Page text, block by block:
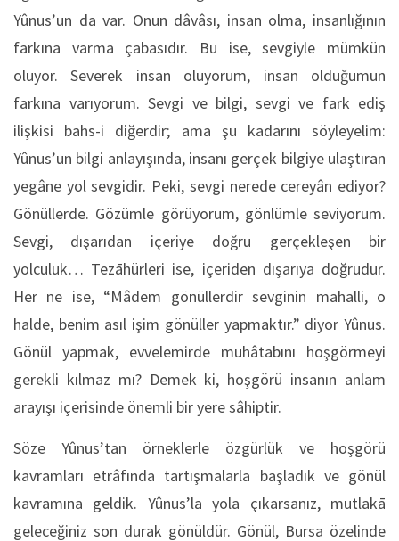
Yûnus’un da var. Onun dâvâsı, insan olma, insanlığının
farkına varma çabasıdır. Bu ise, sevgiyle mümkün
oluyor. Severek insan oluyorum, insan olduğumun
farkına varıyorum. Sevgi ve bilgi, sevgi ve fark ediş
ilişkisi bahs-i diğerdir; ama şu kadarını söyleyelim:
Yûnus’un bilgi anlayışında, insanı gerçek bilgiye ulaştıran
yegâne yol sevgidir. Peki, sevgi nerede cereyân ediyor?
Gönüllerde. Gözümle görüyorum, gönlümle seviyorum.
Sevgi, dışarıdan içeriye doğru gerçekleşen bir
yolculuk… Tezāhürleri ise, içeriden dışarıya doğrudur.
Her ne ise, “Mâdem gönüllerdir sevginin mahalli, o
halde, benim asıl işim gönüller yapmaktır.” diyor Yûnus.
Gönül yapmak, evvelemirde muhâtabını hoşgörmeyi
gerekli kılmaz mı? Demek ki, hoşgörü insanın anlam
arayışı içerisinde önemli bir yere sâhiptir.
Söze Yûnus’tan örneklerle özgürlük ve hoşgörü
kavramları etrâfında tartışmalarla başladık ve gönül
kavramına geldik. Yûnus’la yola çıkarsanız, mutlakā
geleceğiniz son durak gönüldür. Gönül, Bursa özelinde